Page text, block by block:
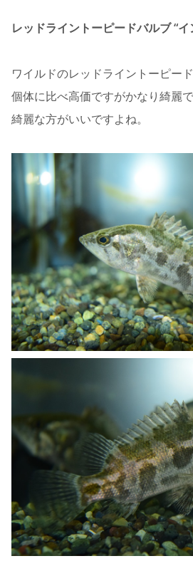
レッドライントーピードバルブ “
ワイルドのレッドライントーピー
個体に比べ高価ですがかなり綺麗
綺麗な方がいいですよね。